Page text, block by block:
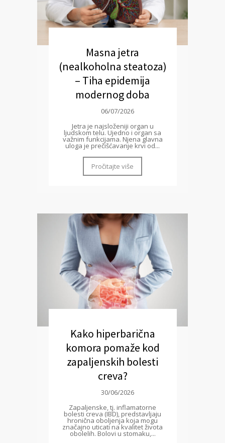
Masna jetra
(nealkoholna steatoza)
– Tiha epidemija
modernog doba
06/07/2026
Jetra je najsloženiji organ u
ljudskom telu. Ujedno i organ sa
važnim funkcijama. Njena glavna
uloga je prečišćavanje krvi od...
Pročitajte više
Kako hiperbarična
komora pomaže kod
zapaljenskih bolesti
creva?
30/06/2026
Zapaljenske, tj. inflamatorne
bolesti creva (IBD), predstavljaju
hronična oboljenja koja mogu
značajno uticati na kvalitet života
obolelih. Bolovi u stomaku,...